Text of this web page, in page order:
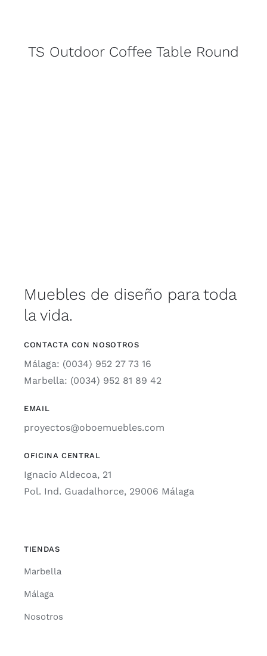
TS Outdoor Coffee Table Round
Muebles de diseño para toda
la vida.
CONTACTA CON NOSOTROS
Málaga: (0034) 952 27 73 16
Marbella: (0034) 952 81 89 42
EMAIL
proyectos@oboemuebles.com
OFICINA CENTRAL
Ignacio Aldecoa, 21
Pol. Ind. Guadalhorce, 29006 Málaga
TIENDAS
Marbella
Málaga
Nosotros